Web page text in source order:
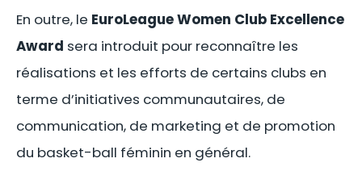
En outre, le EuroLeague Women Club Excellence
Award sera introduit pour reconnaître les
réalisations et les efforts de certains clubs en
terme d’initiatives communautaires, de
communication, de marketing et de promotion
du basket-ball féminin en général.